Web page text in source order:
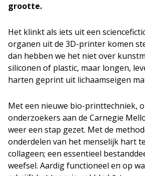
grootte.
Het klinkt als iets uit een
organen uit de 3D-printer komen
dan hebben we het niet over
siliconen of plastic, maar longen,
harten geprint uit lichaamseigen
Met een nieuwe bio-printtechniek,
onderzoekers aan de Carnegie
weer een stap gezet. Met de
onderdelen van het menselijk hart
collageen; een essentieel
weefsel. Aardig functioneel en op